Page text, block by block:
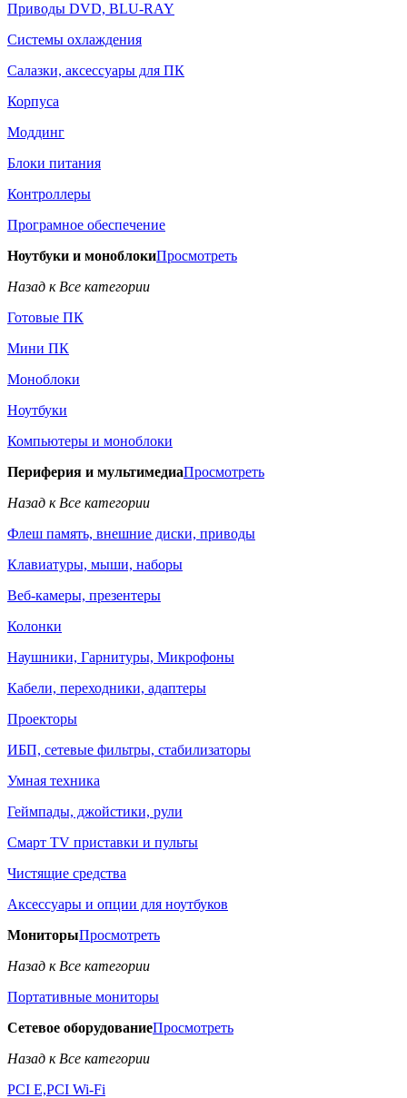
Приводы DVD, BLU-RAY
Системы охлаждения
Салазки, аксессуары для ПК
Корпуса
Моддинг
Блоки питания
Контроллеры
Програмное обеспечение
Ноутбуки и моноблокиПросмотреть
Назад к Все категории
Готовые ПК
Мини ПК
Моноблоки
Ноутбуки
Компьютеры и моноблоки
Периферия и мультимедиаПросмотреть
Назад к Все категории
Флеш память, внешние диски, приводы
Клавиатуры, мыши, наборы
Веб-камеры, презентеры
Колонки
Наушники, Гарнитуры, Микрофоны
Кабели, переходники, адаптеры
Проекторы
ИБП, сетевые фильтры, стабилизаторы
Умная техника
Геймпады, джойстики, рули
Смарт TV приставки и пульты
Чистящие средства
Аксессуары и опции для ноутбуков
МониторыПросмотреть
Назад к Все категории
Портативные мониторы
Сетевое оборудованиеПросмотреть
Назад к Все категории
PCI E,PCI Wi-Fi